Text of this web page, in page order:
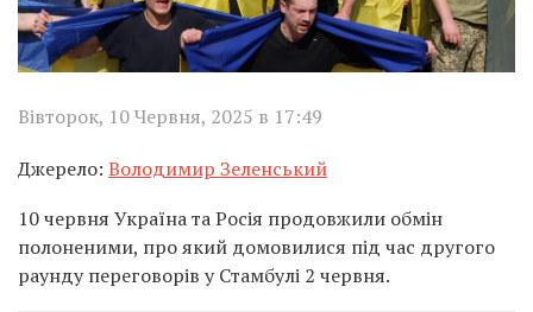
Вівторок, 10 Червня, 2025 в 17:49
Джерело: Володимир Зеленський
10 червня Україна та Росія продовжили обмін
полоненими, про який домовилися під час другого
раунду переговорів у Стамбулі 2 червня.